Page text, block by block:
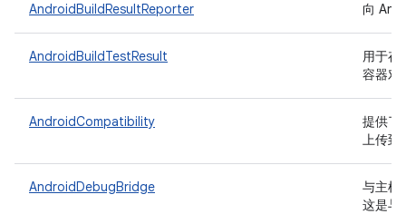
AndroidBuildResultReporter 向
AndroidBuildTestResult
用于存
容器对
AndroidCompatibility
提供了
上传到
AndroidDebugBridge
与主机
这是与